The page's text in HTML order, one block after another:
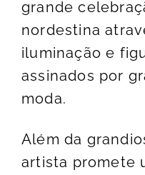
grande
nordestina
iluminação e
assinados por
moda.
Além da
artista promete